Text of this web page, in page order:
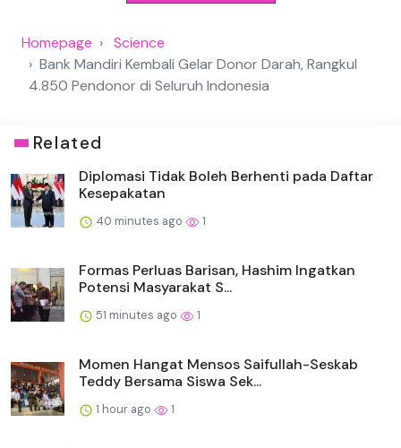
Homepage
Science
Bank Mandiri Kembali Gelar Donor Darah, Rangkul
4.850 Pendonor di Seluruh Indonesia
Related
Diplomasi Tidak Boleh Berhenti pada Daftar
Kesepakatan
40 minutes ago 1
Formas Perluas Barisan, Hashim Ingatkan
Potensi Masyarakat S...
51 minutes ago 1
Momen Hangat Mensos Saifullah-Seskab
Teddy Bersama Siswa Sek...
1 hour ago 1